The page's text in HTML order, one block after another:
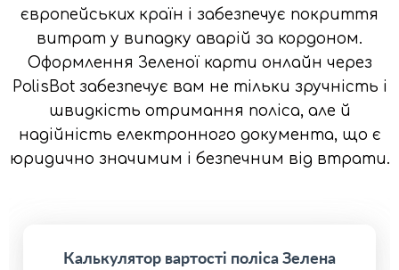
європейських країн і забезпечує покриття
витрат у випадку аварій за кордоном.
Оформлення Зеленої карти онлайн через
PolisBot забезпечує вам не тільки зручність і
швидкість отримання поліса, але й
надійність електронного документа, що є
юридично значимим і безпечним від втрати.